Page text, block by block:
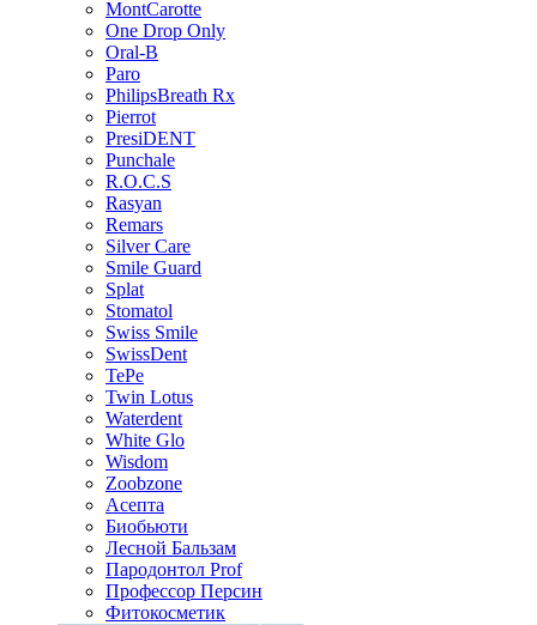
MontCarotte
One Drop Only
Oral-B
Paro
PhilipsBreath Rx
Pierrot
PresiDENT
Punchale
R.O.C.S
Rasyan
Remars
Silver Care
Smile Guard
Splat
Stomatol
Swiss Smile
SwissDent
TePe
Twin Lotus
Waterdent
White Glo
Wisdom
Zoobzone
Асепта
Биобьюти
Лесной Бальзам
Пародонтол Prof
Профессор Персин
Фитокосметик